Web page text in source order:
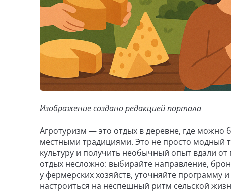
Изображение создано редакцией портала
Агротуризм — это отдых в деревне, где
местными традициями. Это не просто модный
культуру и получить необычный опыт вдали
отдых несложно: выбирайте направление,
у фермерских хозяйств, уточняйте программу
настроиться на неспешный ритм сельской